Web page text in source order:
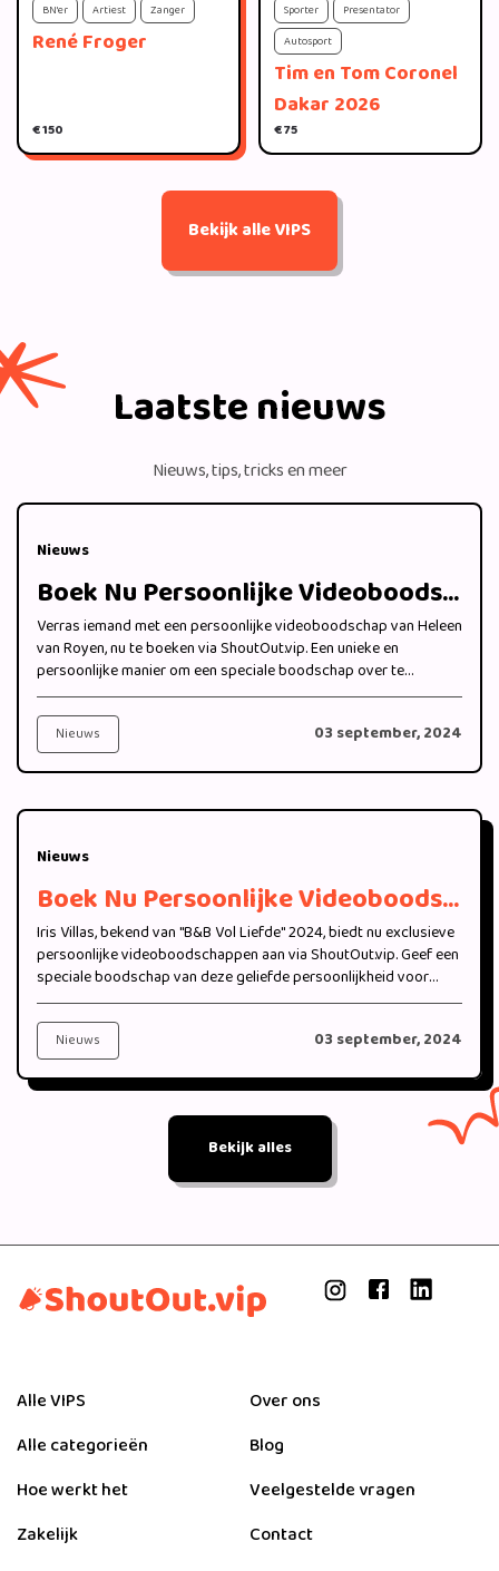
René Froger
€ 150
BN'er Artiest Zanger
Tim en Tom Coronel
Dakar 2026
€ 75
Sporter
Presentator
Autosport
Bekijk alle VIPS
Laatste nieuws
Nieuws, tips, tricks en meer
Nieuws
Boek Nu Persoonlijke Videoboodschappen van Heleen van Royen bij ShoutOut.vip
Verras iemand met een persoonlijke videoboodschap van Heleen
van Royen, nu te boeken via ShoutOut.vip. Een unieke en
persoonlijke manier om een speciale boodschap over te
brengen.
Nieuws 03 september, 2024
Nieuws
Boek Nu Persoonlijke Videoboodschappen van Iris Villas van "B&B Vol Liefde" 2024 bij ShoutOut.vip
Iris Villas, bekend van "B&B Vol Liefde" 2024, biedt nu exclusieve
persoonlijke videoboodschappen aan via ShoutOut.vip. Geef een
speciale boodschap van deze geliefde persoonlijkheid voor
jouw bijzondere moment.
Nieuws 03 september, 2024
Bekijk alles
Alle VIPS
Alle categorieën
Hoe werkt het
Zakelijk
Over ons
Blog
Veelgestelde vragen
Contact